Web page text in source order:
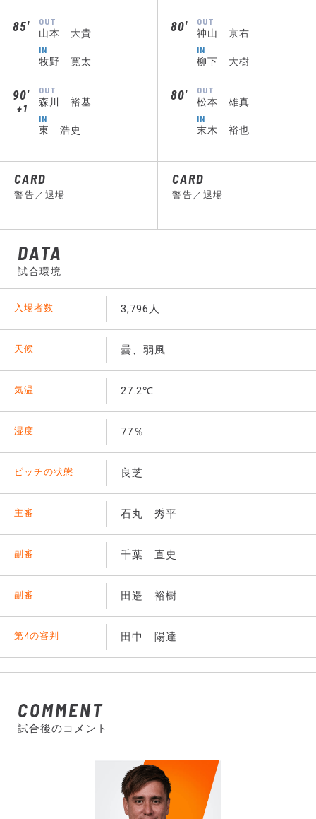
85′ OUT
山本 大貴
IN
牧野 寛太
90′
+1
OUT
森川 裕基
IN
東 浩史
CARD
警告／退場
80′ OUT
神山 京右
IN
柳下 大樹
80′ OUT
松本 雄真
IN
末木 裕也
CARD
警告／退場
DATA
試合環境
入場者数 3,796人
天候 曇、弱風
気温 27.2℃
湿度 77％
ピッチの状態 良芝
主審 石丸 秀平
副審 千葉 直史
副審 田邉 裕樹
第4の審判 田中 陽達
COMMENT
試合後のコメント